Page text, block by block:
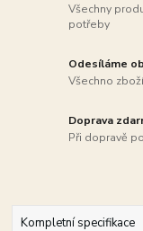
Všechny
potřeby
Odesíláme
Všechno
Doprava
Při dopravě
Kompletní specifikace